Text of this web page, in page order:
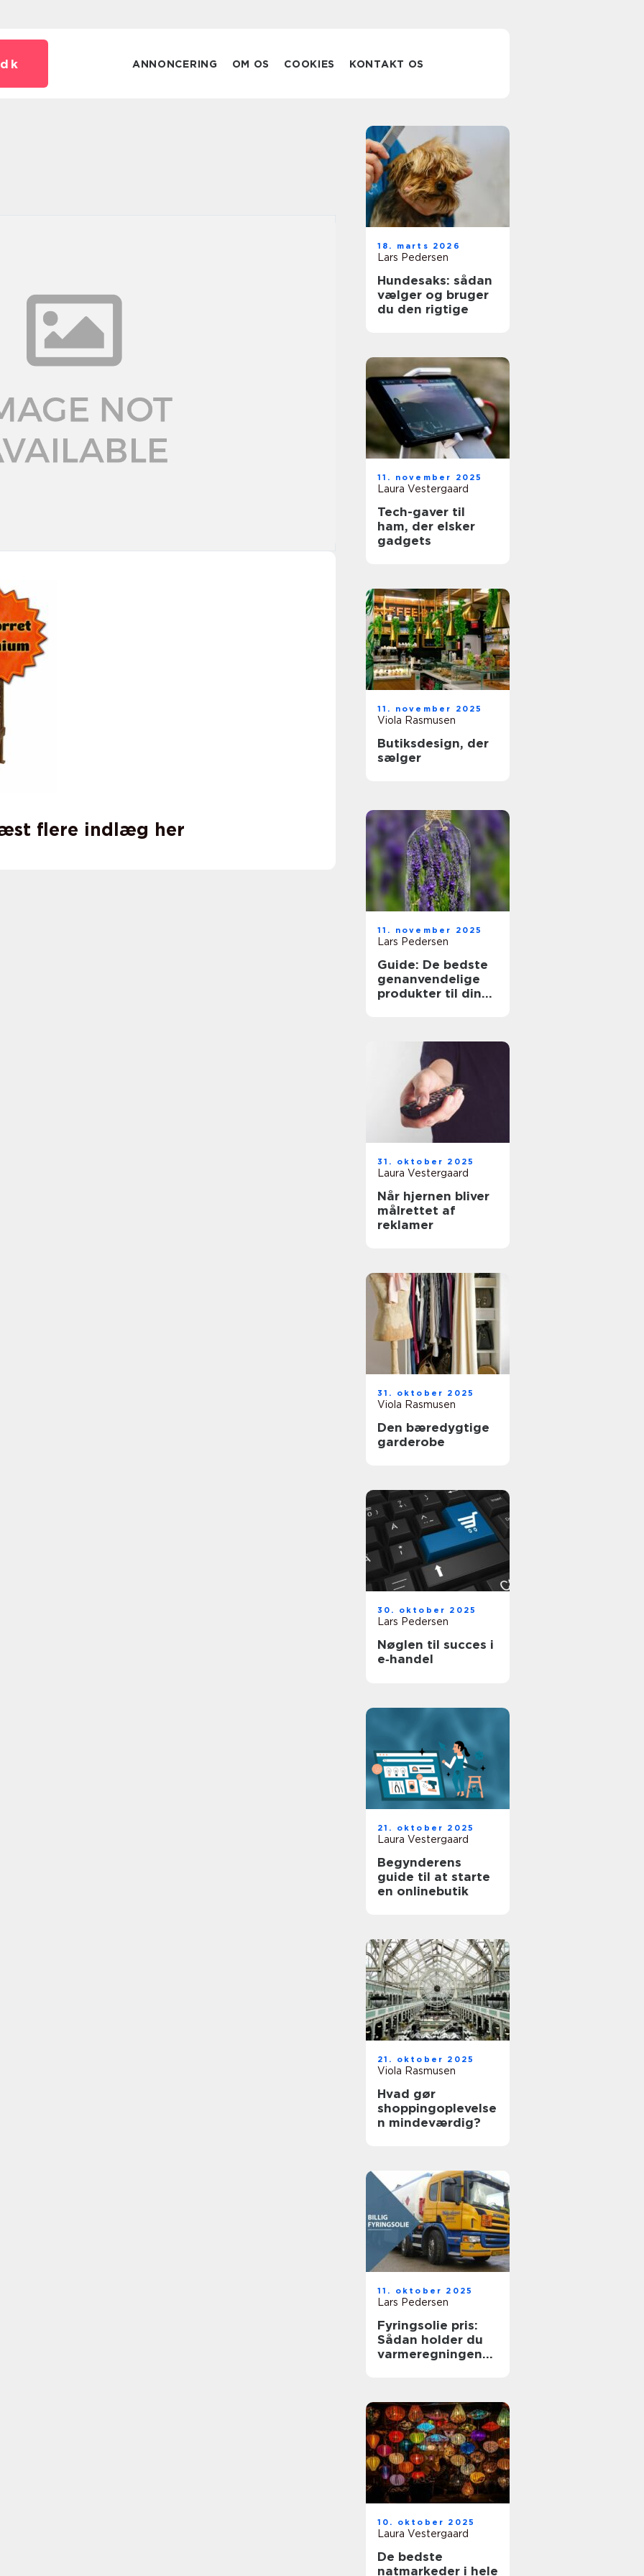
dk ANNONCERING OM OS COOKIES KONTAKT OS
flere indlæg her
18. marts 2026
Lars Pedersen
Hundesaks: sådan
vælger og bruger
du den rigtige
11. november 2025
Laura Vestergaard
Tech-gaver til
ham, der elsker
gadgets
11. november 2025
Viola Rasmusen
Butiksdesign, der
sælger
11. november 2025
Lars Pedersen
Guide: De bedste
genanvendelige
produkter til din
31. oktober 2025
Laura Vestergaard
Når hjernen bliver
målrettet af
reklamer
31. oktober 2025
Viola Rasmusen
Den bæredygtige
garderobe
30. oktober 2025
Lars Pedersen
Nøglen til succes i
e‑handel
21. oktober 2025
Laura Vestergaard
Begynderens
guide til at starte
en onlinebutik
21. oktober 2025
Viola Rasmusen
Hvad gør
shoppingoplevelse
n mindeværdig?
11. oktober 2025
Lars Pedersen
Fyringsolie pris:
Sådan holder du
varmeregningen
10. oktober 2025
Laura Vestergaard
De bedste
natmarkeder i hele